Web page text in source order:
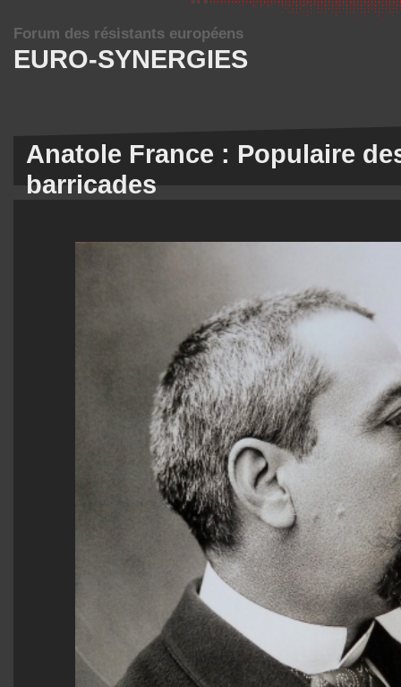
EURO-SYNERGIES
Forum des résistants européens
Anatole France : Populaire
barricades